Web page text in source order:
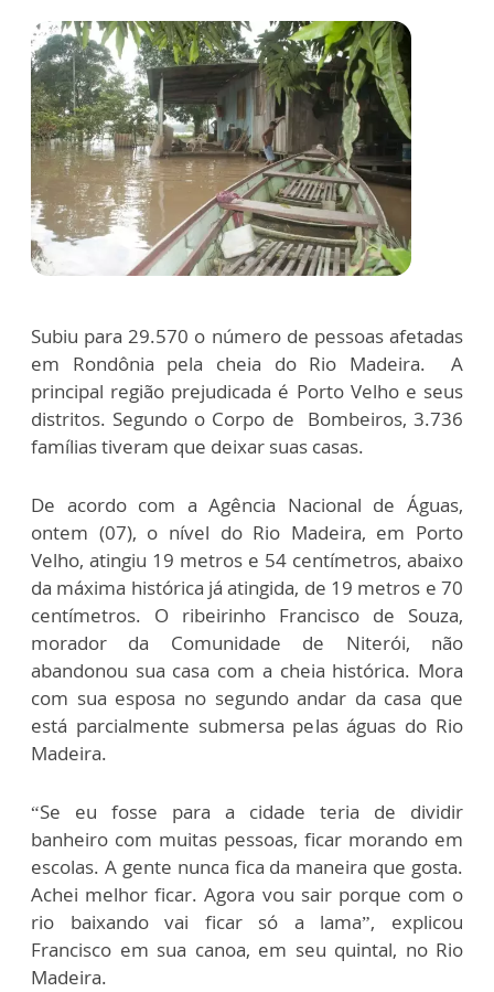
Subiu para 29.570 o número de pessoas afetadas
em Rondônia pela cheia do Rio Madeira. A
principal região prejudicada é Porto Velho e seus
distritos. Segundo o Corpo de Bombeiros, 3.736
famílias tiveram que deixar suas casas.
De acordo com a Agência Nacional de Águas,
ontem (07), o nível do Rio Madeira, em Porto
Velho, atingiu 19 metros e 54 centímetros, abaixo
da máxima histórica já atingida, de 19 metros e 70
centímetros. O ribeirinho Francisco de Souza,
morador da Comunidade de Niterói, não
abandonou sua casa com a cheia histórica. Mora
com sua esposa no segundo andar da casa que
está parcialmente submersa pelas águas do Rio
Madeira.
“Se eu fosse para a cidade teria de dividir
banheiro com muitas pessoas, ficar morando em
escolas. A gente nunca fica da maneira que gosta.
Achei melhor ficar. Agora vou sair porque com o
rio baixando vai ficar só a lama”, explicou
Francisco em sua canoa, em seu quintal, no Rio
Madeira.